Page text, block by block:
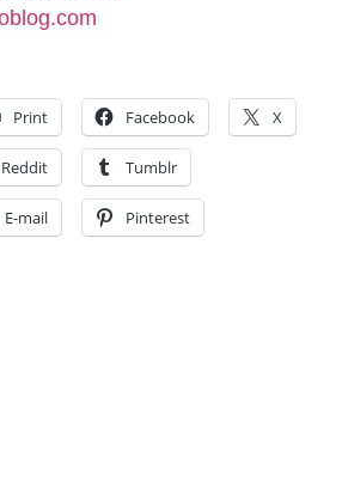
Print Facebook X
Reddit Tumblr
E-mail Pinterest